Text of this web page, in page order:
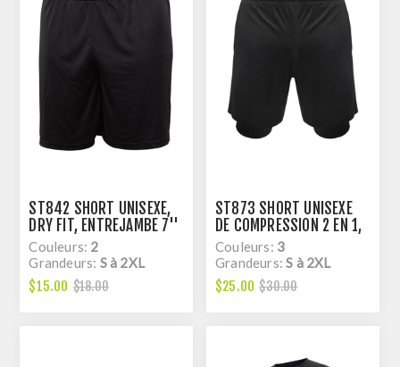
ST842 SHORT UNISEXE,
DRY FIT, ENTREJAMBE 7''
POUR M
Couleurs: 2
Grandeurs: S à 2XL
$15.00 $18.00
ST873 SHORT UNISEXE
DE COMPRESSION 2 EN 1,
DRY FIT, ENTREJAMBE 6''
1/4 POUR M
Couleurs: 3
Grandeurs:S à 2XL
$25.00 $30.00